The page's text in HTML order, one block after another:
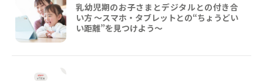
乳幼児期のお子さまとデジタルとの付き合
い方 ～スマホ・タブレットとの“ちょうどい
い距離”を見つけよう〜